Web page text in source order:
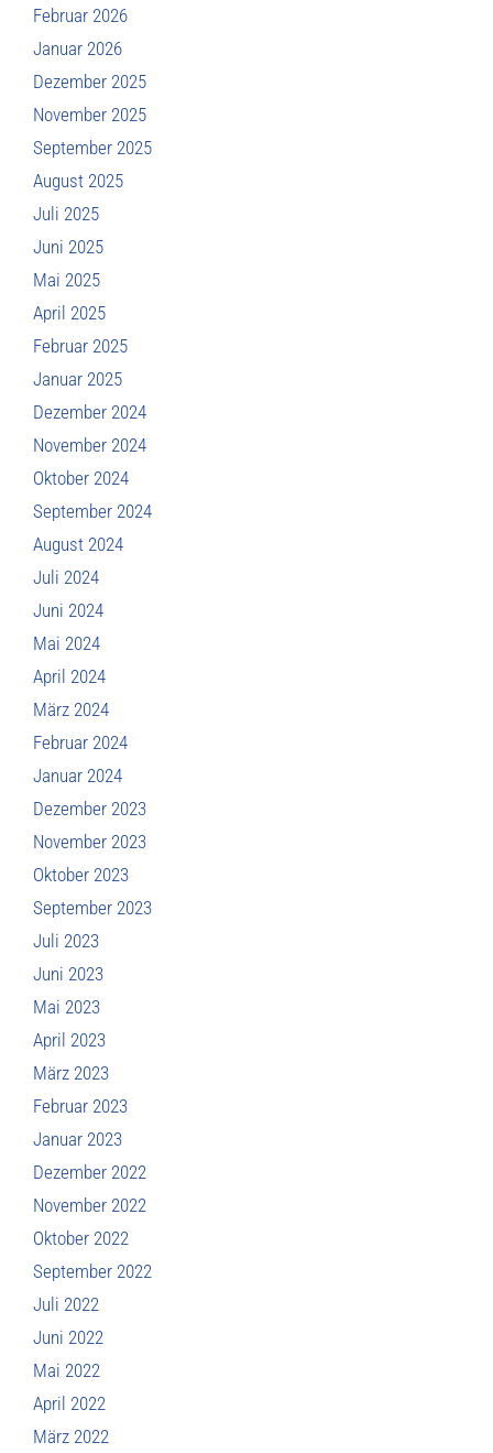
Februar 2026
Januar 2026
Dezember 2025
November 2025
September 2025
August 2025
Juli 2025
Juni 2025
Mai 2025
April 2025
Februar 2025
Januar 2025
Dezember 2024
November 2024
Oktober 2024
September 2024
August 2024
Juli 2024
Juni 2024
Mai 2024
April 2024
März 2024
Februar 2024
Januar 2024
Dezember 2023
November 2023
Oktober 2023
September 2023
Juli 2023
Juni 2023
Mai 2023
April 2023
März 2023
Februar 2023
Januar 2023
Dezember 2022
November 2022
Oktober 2022
September 2022
Juli 2022
Juni 2022
Mai 2022
April 2022
März 2022